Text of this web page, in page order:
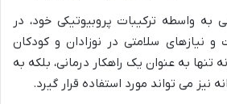
به واسطه ترکیبات پروبیوتیکی خود، در
نیازهای سلامتی در نوزادان و کودکان
تنها به عنوان یک راهکار درمانی، بلکه به
نیز می تواند مورد استفاده قرار گیرد.